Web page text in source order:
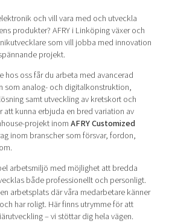
business
visionoch vill vara med och utveckla
produkter? AFRY i Linköping växer och
som vill jobba med innovation
projekt.
hos oss får du arbeta med avancerad
som analog- och digitalkonstruktion,
samt utveckling av kretskort och
att kunna erbjuda en bred variation av
projekt inomAFRY Customized
inom branscher som försvar, fordon,
arbetsmiljö med möjlighet att bredda
både professionellt och personligt.
arbetsplats där våra medarbetare känner
har roligt. Här finns utrymme för att
– vi stöttar dig hela vägen.